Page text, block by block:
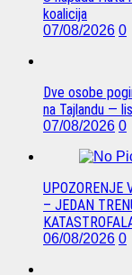
koalicija
07/08/2026 0
Dve osobe
na Tajlandu —
07/08/2026 0
UPOZORENJE
– JEDAN
06/08/2026 0